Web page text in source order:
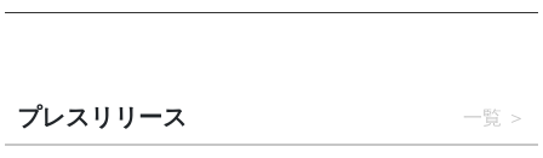
プレスリリース 一覧